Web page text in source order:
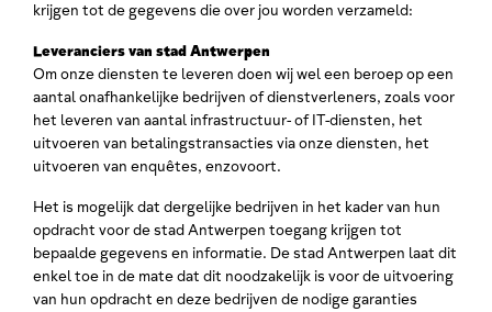
krijgen tot de gegevens die over jou worden verzameld:
Leveranciers van stad Antwerpen
Om onze diensten te leveren doen wij wel een beroep op een
aantal onafhankelijke bedrijven of dienstverleners, zoals voor
het leveren van aantal infrastructuur- of IT-diensten, het
uitvoeren van betalingstransacties via onze diensten, het
uitvoeren van enquêtes, enzovoort.
Het is mogelijk dat dergelijke bedrijven in het kader van hun
opdracht voor de stad Antwerpen toegang krijgen tot
bepaalde gegevens en informatie. De stad Antwerpen laat dit
enkel toe in de mate dat dit noodzakelijk is voor de uitvoering
van hun opdracht en deze bedrijven de nodige garanties